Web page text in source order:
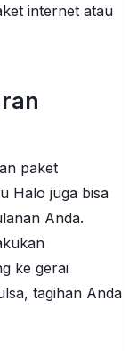
internet atau
paket
Halo juga bisa
Anda.
ke gerai
tagihan Anda